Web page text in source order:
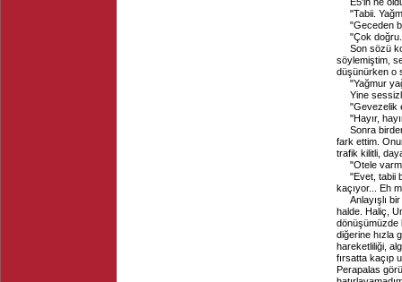
"Tabii.
"Geceden
"Çok
Son sözü
söylemiştim,
düşünürken o
"Yağmur
Yine
"Gevezelik
"Hayır,
Sonra
fark ettim.
trafik kilitli,
"Otele
"Evet, tabii
kaçıyor... Eh
Anlayışlı
halde. Haliç,
dönüşümüzde
diğerine hızla
hareketliliği,
fırsatta kaçıp
Perapalas